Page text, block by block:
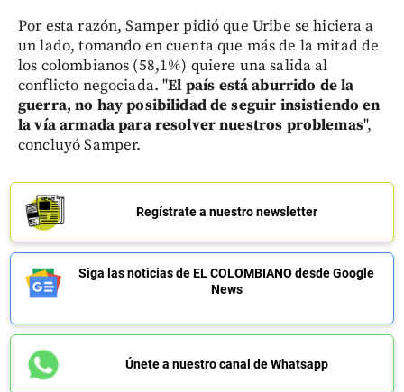
Por esta razón, Samper pidió que Uribe se hiciera a
un lado, tomando en cuenta que más de la mitad de
los colombianos (58,1%) quiere una salida al
conflicto negociada. "El país está aburrido de la
guerra, no hay posibilidad de seguir insistiendo en
la vía armada para resolver nuestros problemas",
concluyó Samper.
Regístrate a nuestro newsletter
Siga las noticias de EL COLOMBIANO desde Google
News
Únete a nuestro canal de Whatsapp